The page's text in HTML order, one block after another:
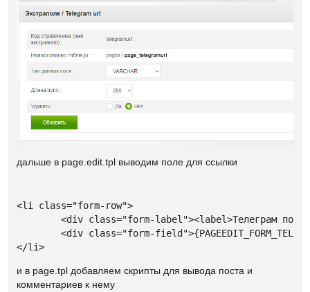
дальше в page.edit.tpl выводим поле для ссылки
<li class="form-row">
	<div class="form-label"><label>Телеграм пост URL</label></div>
	<div class="form-field">{PAGEEDIT_FORM_TELEGRAMURL}</div>
</li>
и в page.tpl добавляем скрипты для вывода поста и
комментариев к нему